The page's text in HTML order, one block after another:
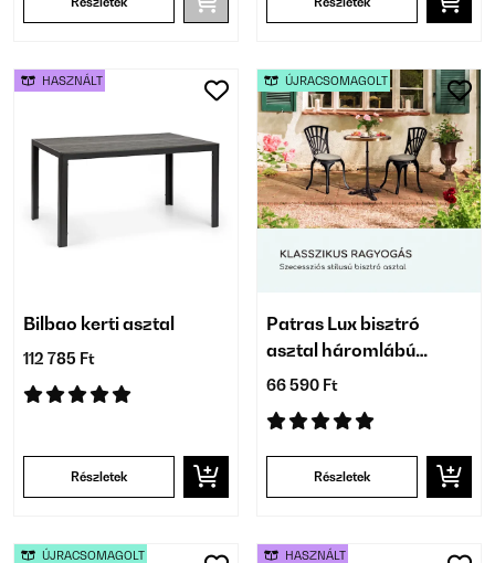
Bilbao kerti asztal
112 785 Ft
Részletek
HASZNÁLT
Patras Lux bisztró
asztal háromlábú
talapzattal
66 590 Ft
Részletek
ÚJRACSOMAGOLT
ÚJRACSOMAGOLT HASZNÁLT